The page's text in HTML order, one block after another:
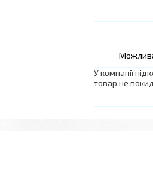
У компанії
товар не